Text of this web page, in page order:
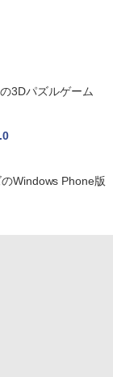
3Dパズルゲーム
Windows Phone版